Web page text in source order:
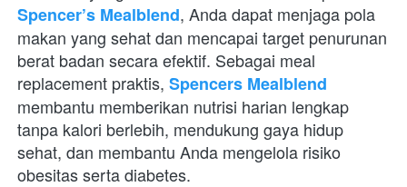
Spencer’s Mealblend, Anda dapat menjaga pola
makan yang sehat dan mencapai target penurunan
berat badan secara efektif. Sebagai meal
replacement praktis, Spencers Mealblend
membantu memberikan nutrisi harian lengkap
tanpa kalori berlebih, mendukung gaya hidup
sehat, dan membantu Anda mengelola risiko
obesitas serta diabetes.